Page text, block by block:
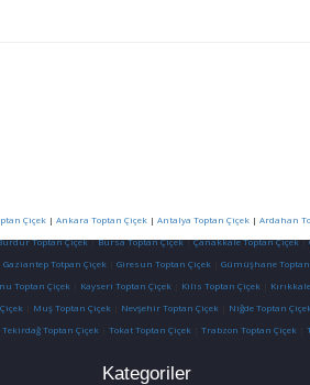
Çiçek| Ankara Toptan Çiçek| Antalya Toptan Çiçek| Ardahan
Toptan Çiçek|Bursa Toptan Çiçek|Çanakkale Toptan Çiçek|
Gaziantep Totpan Çiçek Giresun Toptan Çiçek Gümüşhane Toptan
Toptan Çiçek Kayseri Toptan Çiçek Kilis Toptan Çiçek
Muş Toptan Çiçek Nevşehir Toptan Çiçek Niğde Toptan Çiçek
Tekirdağ Toptan Çiçek Tokat Toptan Çiçek Trabzon Toptan Çiçek
Kategoriler